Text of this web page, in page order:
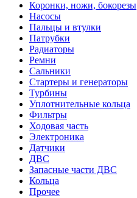
Коронки, ножи, бокорезы
Насосы
Пальцы и втулки
Патрубки
Радиаторы
Ремни
Сальники
Стартеры и генераторы
Турбины
Уплотнительные кольца
Фильтры
Ходовая часть
Электроника
Датчики
ДВС
Запасные части ДВС
Кольца
Прочее